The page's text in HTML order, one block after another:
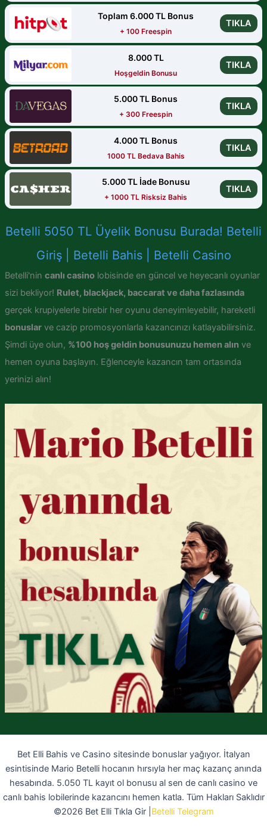
Toplam 6.000 TL Bonus
+ 100 Freespin
TIKLA
8.000 TL
Hoşgeldin Bonusu
TIKLA
5.000 TL Bonus
+ 300 Freespin
TIKLA
4.000 TL Bonus
1000 TL Bedava Bahis
TIKLA
5.000 TL İade Bonusu
+ 1000 TL Risksiz Bahis
TIKLA
Betelli 5050 TL Üyelik Bonusu Burada! Betelli
Giriş | Betelli Bahis | Betelli Casino
Betelli'nin canlı casinolobisinde en güncel ve heyecanlı oyunlar
sizi bekliyor! Rulet, blackjack, baccarat ve daha fazlasında
gerçek krupiyelerle birebir her oyunu deneyimleyebilir, hareketli
bonuslarve cazip promosyonlarla kazancınızı katlayabilirsiniz.
Şimdi üye olun, %100 hoş geldin bonusunuzu hemen alın ve
hemen oyuna başlayın. Eğlenceyle kazancın tam ortasında
yerinizi alın!
Bet Elli Bahis ve Casino sitesinde bonuslar yağıyor. İtalyan
esintisinde Mario Betelli hocanın hırsıyla her maç kazanç anında
hesabında. 5.050 TL kayıt ol bonusu al sen de canlı casino ve
canlı bahis lobilerinde kazancını hemen katla. Tüm Hakları Saklıdır
©2026 Bet Elli Tıkla Gir | Betelli Telegram